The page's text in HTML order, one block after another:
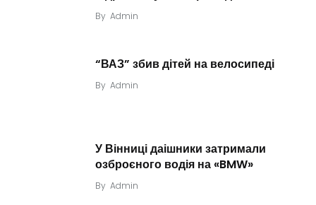
By Admin
“ВАЗ” збив дітей на велосипеді
By Admin
У Вінниці даішники затримали
озброєного водія на «BMW»
By Admin